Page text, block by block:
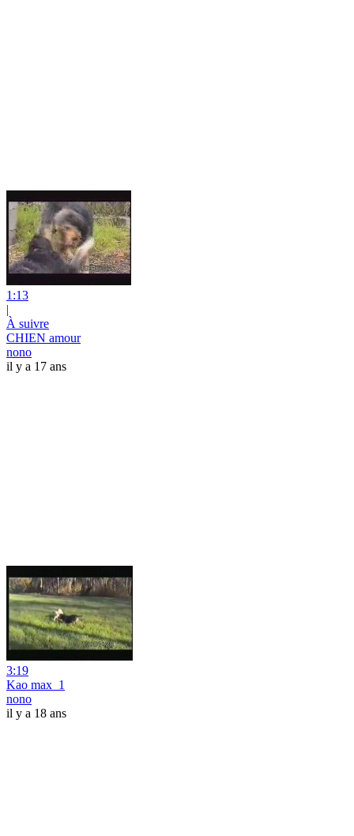
1:13
|
À suivre
CHIEN amour
nono
il y a 17 ans
3:19
Kao max_1
nono
il y a 18 ans